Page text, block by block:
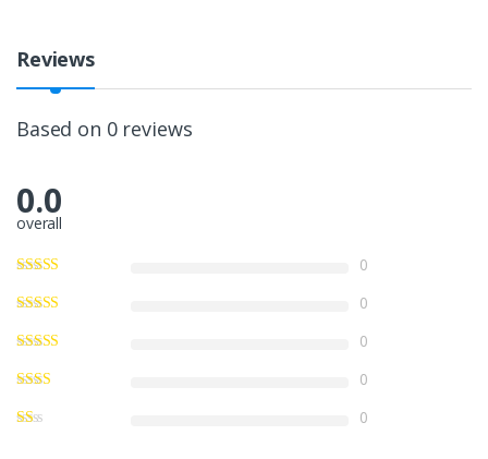
Reviews
Based on 0 reviews
0.0
overall
0
0
0
0
0